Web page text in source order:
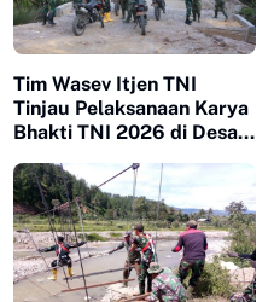
Tim Wasev Itjen TNI
Tinjau Pelaksanaan Karya
Bhakti TNI 2026 di Desa